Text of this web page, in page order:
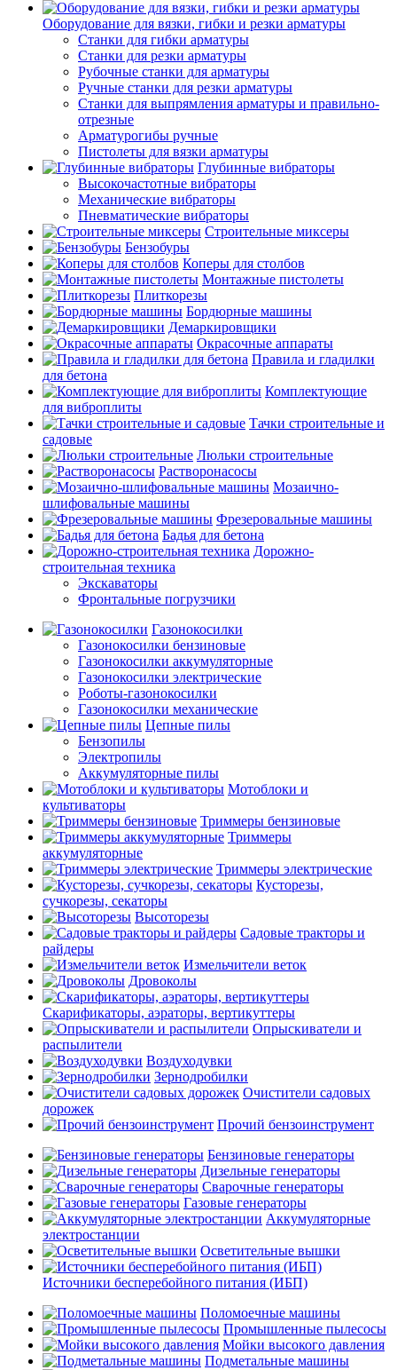
Оборудование для вязки, гибки и резки арматуры
Станки для гибки арматуры
Станки для резки арматуры
Рубочные станки для арматуры
Ручные станки для резки арматуры
Станки для выпрямления арматуры и правильно-
отрезные
Арматурогибы ручные
Пистолеты для вязки арматуры
Глубинные вибраторы
Высокочастотные вибраторы
Механические вибраторы
Пневматические вибраторы
Строительные миксеры
Бензобуры
Коперы для столбов
Монтажные пистолеты
Плиткорезы
Бордюрные машины
Демаркировщики
Окрасочные аппараты
Правила и гладилки
для бетона
Комплектующие
для виброплиты
Тачки строительные и
садовые
Люльки строительные
Растворонасосы
Мозаично-
шлифовальные машины
Фрезеровальные машины
Бадья для бетона
Дорожно-
строительная техника
Экскаваторы
Фронтальные погрузчики
Газонокосилки
Газонокосилки бензиновые
Газонокосилки аккумуляторные
Газонокосилки электрические
Роботы-газонокосилки
Газонокосилки механические
Цепные пилы
Бензопилы
Электропилы
Аккумуляторные пилы
Мотоблоки и
культиваторы
Триммеры бензиновые
Триммеры
аккумуляторные
Триммеры электрические
Кусторезы,
сучкорезы, секаторы
Высоторезы
Садовые тракторы и
райдеры
Измельчители веток
Дровоколы
Скарификаторы, аэраторы, вертикуттеры
Опрыскиватели и
распылители
Воздуходувки
Зернодробилки
Очистители садовых
дорожек
Прочий бензоинструмент
Бензиновые генераторы
Дизельные генераторы
Сварочные генераторы
Газовые генераторы
Аккумуляторные
электростанции
Осветительные вышки
Источники бесперебойного питания (ИБП)
Поломоечные машины
Промышленные пылесосы
Мойки высокого давления
Подметальные машины